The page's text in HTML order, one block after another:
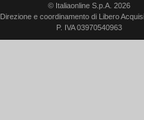
© Italiaonline S.p.A. 2026
Direzione e coordinamento di Libero
P. IVA 03970540963